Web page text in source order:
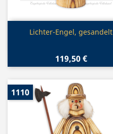
Vorschau
Lichter-Engel, gesandelt
119,50 €
1110